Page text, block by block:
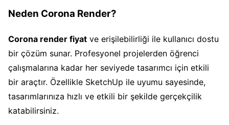
Neden Corona Render?
Corona render fiyat ve erişilebilirliği ile kullanıcı dostu
bir çözüm sunar. Profesyonel projelerden öğrenci
çalışmalarına kadar her seviyede tasarımcı için etkili
bir araçtır. Özellikle SketchUp ile uyumu sayesinde,
tasarımlarınıza hızlı ve etkili bir şekilde gerçekçilik
katabilirsiniz.